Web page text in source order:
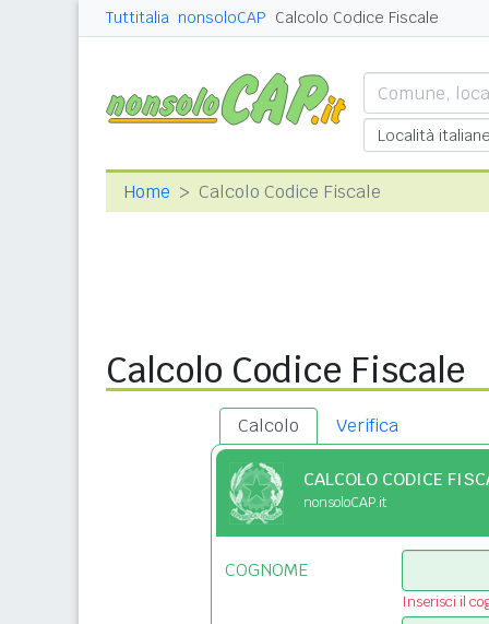
Tuttitalia nonsoloCAP Calcolo Codice Fiscale
Home Calcolo Codice Fiscale
Calcolo Codice Fiscale
Calcolo Verifica
CALCOLO CODICE
nonsoloCAP.it
COGNOME
Inserisci il